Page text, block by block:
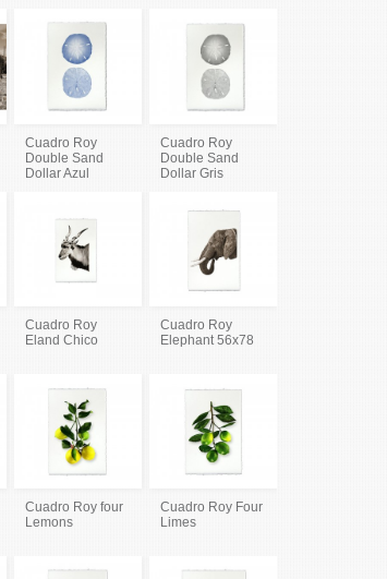
Cuadro Roy
Double Sand
Dollar Azul
Cuadro Roy
Double Sand
Dollar Gris
Cuadro Roy
Eland Chico
Cuadro Roy
Elephant 56x78
Cuadro Roy four
Lemons
Cuadro Roy Four
Limes